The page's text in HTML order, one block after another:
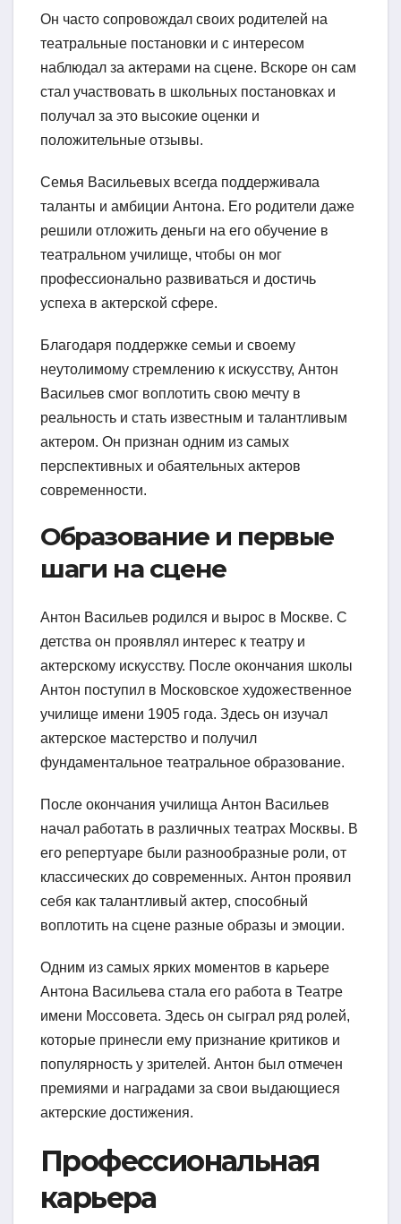
Он часто сопровождал своих родителей на
театральные постановки и с интересом
наблюдал за актерами на сцене. Вскоре он сам
стал участвовать в школьных постановках и
получал за это высокие оценки и
положительные отзывы.
Семья Васильевых всегда поддерживала
таланты и амбиции Антона. Его родители даже
решили отложить деньги на его обучение в
театральном училище, чтобы он мог
профессионально развиваться и достичь
успеха в актерской сфере.
Благодаря поддержке семьи и своему
неутолимому стремлению к искусству, Антон
Васильев смог воплотить свою мечту в
реальность и стать известным и талантливым
актером. Он признан одним из самых
перспективных и обаятельных актеров
современности.
Образование и первые
шаги на сцене
Антон Васильев родился и вырос в Москве. С
детства он проявлял интерес к театру и
актерскому искусству. После окончания школы
Антон поступил в Московское художественное
училище имени 1905 года. Здесь он изучал
актерское мастерство и получил
фундаментальное театральное образование.
После окончания училища Антон Васильев
начал работать в различных театрах Москвы. В
его репертуаре были разнообразные роли, от
классических до современных. Антон проявил
себя как талантливый актер, способный
воплотить на сцене разные образы и эмоции.
Одним из самых ярких моментов в карьере
Антона Васильева стала его работа в Театре
имени Моссовета. Здесь он сыграл ряд ролей,
которые принесли ему признание критиков и
популярность у зрителей. Антон был отмечен
премиями и наградами за свои выдающиеся
актерские достижения.
Профессиональная
карьера